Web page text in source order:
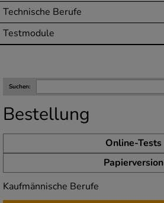
Technische Berufe
Testmodule
Suchen:
Bestellung
Online-Tests
Papierversion
Kaufmännische Berufe